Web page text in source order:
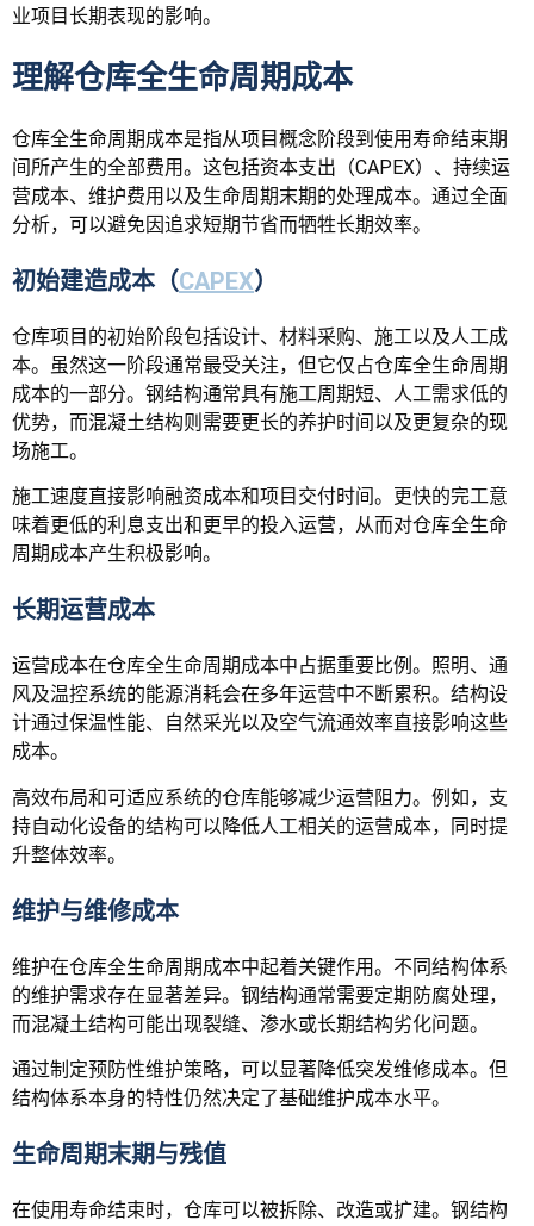
业项目长期表现的影响。
理解仓库全生命周期成本
仓库全生命周期成本是指从项目概念阶段到使用寿命结束期
间所产生的全部费用。这包括资本支出（CAPEX）、持续运
营成本、维护费用以及生命周期末期的处理成本。通过全面
分析，可以避免因追求短期节省而牺牲长期效率。
初始建造成本（CAPEX）
仓库项目的初始阶段包括设计、材料采购、施工以及人工成
本。虽然这一阶段通常最受关注，但它仅占仓库全生命周期
成本的一部分。钢结构通常具有施工周期短、人工需求低的
优势，而混凝土结构则需要更长的养护时间以及更复杂的现
场施工。
施工速度直接影响融资成本和项目交付时间。更快的完工意
味着更低的利息支出和更早的投入运营，从而对仓库全生命
周期成本产生积极影响。
长期运营成本
运营成本在仓库全生命周期成本中占据重要比例。照明、通
风及温控系统的能源消耗会在多年运营中不断累积。结构设
计通过保温性能、自然采光以及空气流通效率直接影响这些
成本。
高效布局和可适应系统的仓库能够减少运营阻力。例如，支
持自动化设备的结构可以降低人工相关的运营成本，同时提
升整体效率。
维护与维修成本
维护在仓库全生命周期成本中起着关键作用。不同结构体系
的维护需求存在显著差异。钢结构通常需要定期防腐处理，
而混凝土结构可能出现裂缝、渗水或长期结构劣化问题。
通过制定预防性维护策略，可以显著降低突发维修成本。但
结构体系本身的特性仍然决定了基础维护成本水平。
生命周期末期与残值
在使用寿命结束时，仓库可以被拆除、改造或扩建。钢结构